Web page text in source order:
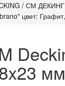
/ СМ
цвет: